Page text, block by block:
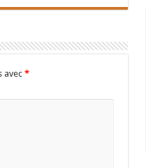
avec *